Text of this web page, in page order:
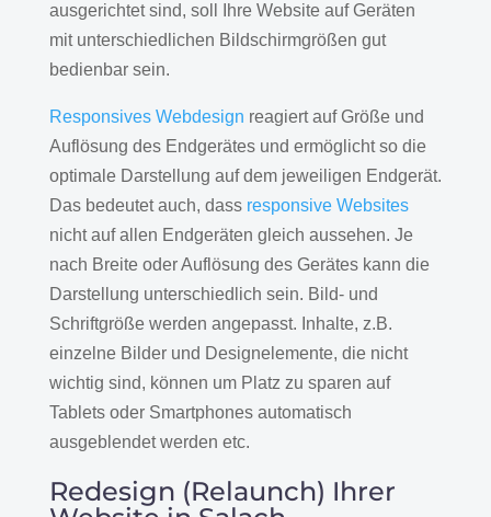
ausgerichtet sind, soll Ihre Website auf Geräten
mit unterschiedlichen Bildschirmgrößen gut
bedienbar sein.
Responsives Webdesign reagiert auf Größe und
Auflösung des Endgerätes und ermöglicht so die
optimale Darstellung auf dem jeweiligen Endgerät.
Das bedeutet auch, dass responsive Websites
nicht auf allen Endgeräten gleich aussehen. Je
nach Breite oder Auflösung des Gerätes kann die
Darstellung unterschiedlich sein. Bild- und
Schriftgröße werden angepasst. Inhalte, z.B.
einzelne Bilder und Designelemente, die nicht
wichtig sind, können um Platz zu sparen auf
Tablets oder Smartphones automatisch
ausgeblendet werden etc.
Redesign (Relaunch) Ihrer